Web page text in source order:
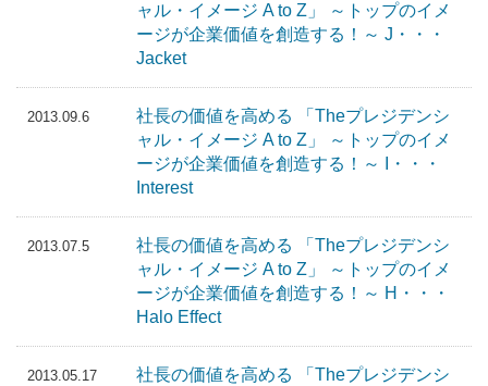
ャル・イメージ A to Z」 ～トップのイメ
ージが企業価値を創造する！～ J・・・
Jacket
2013.09.6
社長の価値を高める 「Theプレジデンシ
ャル・イメージ A to Z」 ～トップのイメ
ージが企業価値を創造する！～ I・・・
Interest
2013.07.5
社長の価値を高める 「Theプレジデンシ
ャル・イメージ A to Z」 ～トップのイメ
ージが企業価値を創造する！～ H・・・
Halo Effect
2013.05.17
社長の価値を高める 「Theプレジデンシ